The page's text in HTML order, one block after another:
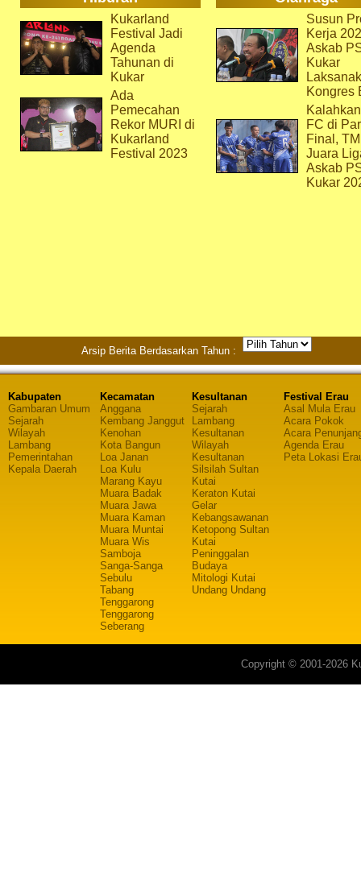
Kukarland
Festival Jadi
Agenda
Tahunan di
Kukar
Ada
Pemecahan
Rekor MURI di
Kukarland
Festival 2023
Susun
Kerja
Askab
Kukar
Kongres
FC di
Final,
Juara
Askab
Kukar
Arsip Berita Berdasarkan Tahun :
Kabupaten
Gambaran Umum
Sejarah
Wilayah
Lambang
Pemerintahan
Kepala Daerah
Kecamatan
Anggana
Kembang Janggut
Kenohan
Kota Bangun
Loa Janan
Loa Kulu
Marang Kayu
Muara Badak
Muara Jawa
Muara Kaman
Muara Muntai
Muara Wis
Samboja
Sanga-Sanga
Sebulu
Tabang
Tenggarong
Tenggarong
Seberang
Kesultanan
Sejarah
Lambang
Kesultanan
Wilayah
Kesultanan
Silsilah Sultan
Kutai
Keraton Kutai
Gelar
Kebangsawanan
Ketopong Sultan
Kutai
Peninggalan
Budaya
Mitologi Kutai
Undang Undang
Festival Erau
Asal Mula Erau
Acara Pokok
Acara
Agenda Erau
Peta Lokasi
Copyright © 2001-2026